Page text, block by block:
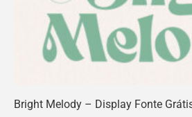
Bright Melody – Display Fonte